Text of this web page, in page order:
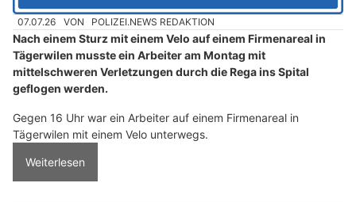
07.07.26 VON POLIZEI.NEWS REDAKTION
Nach einem Sturz mit einem Velo auf einem Firmenareal in
Tägerwilen musste ein Arbeiter am Montag mit
mittelschweren Verletzungen durch die Rega ins Spital
geflogen werden.
Gegen 16 Uhr war ein Arbeiter auf einem Firmenareal in
Tägerwilen mit einem Velo unterwegs.
Weiterlesen